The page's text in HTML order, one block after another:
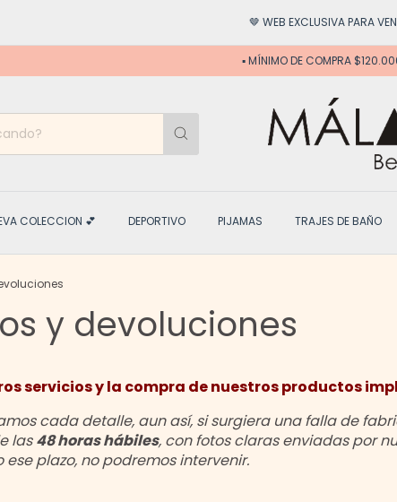
🤎 WEB EXCLUSIVA PARA VENTA
▪️ MÍNIMO DE COMPRA
COLECCION 💕 DEPORTIVO PIJAMAS TRAJES DE BAÑO
y devoluciones
servicios y la compra de nuestros productos
cada detalle, aun así, si surgiera una falla de
las48 horas hábiles, con fotos claras enviadas por
ese plazo, no podremos intervenir.